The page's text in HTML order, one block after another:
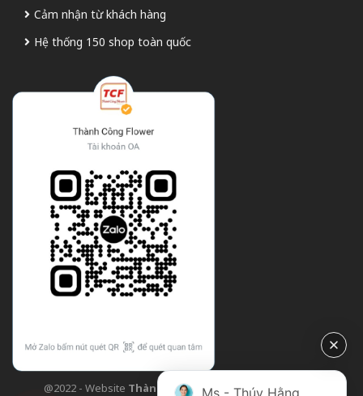
Cảm nhận từ khách hàng
Hệ thống 150 shop toàn quốc
@2022 - Website Thành Công Flower| Design bởi
Ms - Thúy Hằng